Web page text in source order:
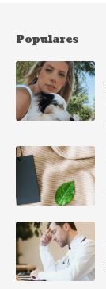
Populares